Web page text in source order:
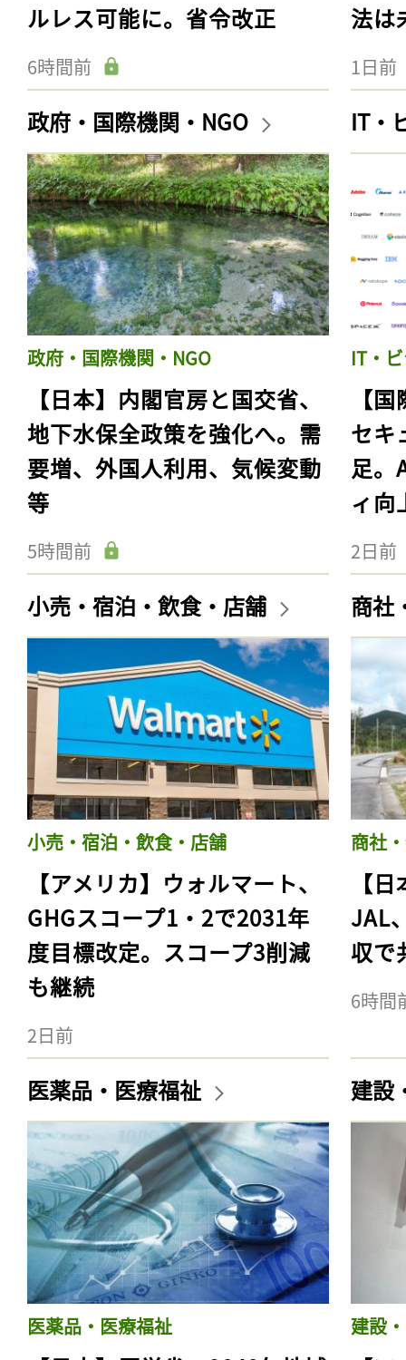
ルレス可能に。省令改正
6時間前
法は
1日前
政府・国際機関・NGO
政府・国際機関・NGO
【日本】内閣官房と国交省、
地下水保全政策を強化へ。需
要増、外国人利用、気候変動
等
5時間前
IT・
IT・
【
セキ
足。
ィ向
2日前
小売・宿泊・飲食・店舗
小売・宿泊・飲食・店舗
【アメリカ】ウォルマート、
GHGスコープ1・2で2031年
度目標改定。スコープ3削減
も継続
2日前
商社
商社
【
JAL
収で
6時間
医薬品・医療福祉
医薬品・医療福祉
建設
建設